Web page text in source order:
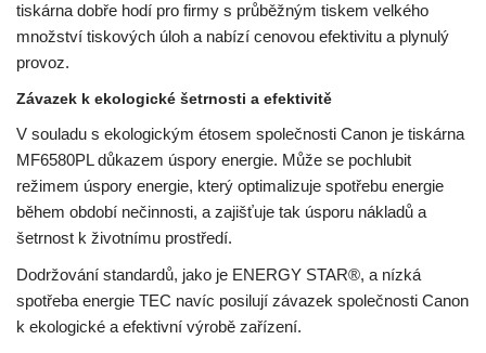
tiskárna dobře hodí pro firmy s průběžným tiskem velkého
množství tiskových úloh a nabízí cenovou efektivitu a plynulý
provoz.
Závazek k ekologické šetrnosti a efektivitě
V souladu s ekologickým étosem společnosti Canon je tiskárna
MF6580PL důkazem úspory energie. Může se pochlubit
režimem úspory energie, který optimalizuje spotřebu energie
během období nečinnosti, a zajišťuje tak úsporu nákladů a
šetrnost k životnímu prostředí.
Dodržování standardů, jako je ENERGY STAR®, a nízká
spotřeba energie TEC navíc posilují závazek společnosti Canon
k ekologické a efektivní výrobě zařízení.